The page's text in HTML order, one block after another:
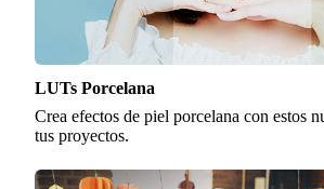
LUTs Porcelana
Crea efectos de piel porcelana con estos
tus proyectos.